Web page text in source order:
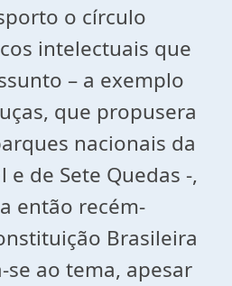
o círculo
intelectuais que
– a exemplo
que propusera
nacionais da
de Sete Quedas -,
então recém-
Brasileira
se ao tema, apesar